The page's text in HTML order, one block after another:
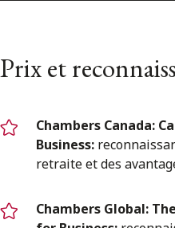
Prix et
Chambers Canada:
Business:
retraite et des
Chambers Global: